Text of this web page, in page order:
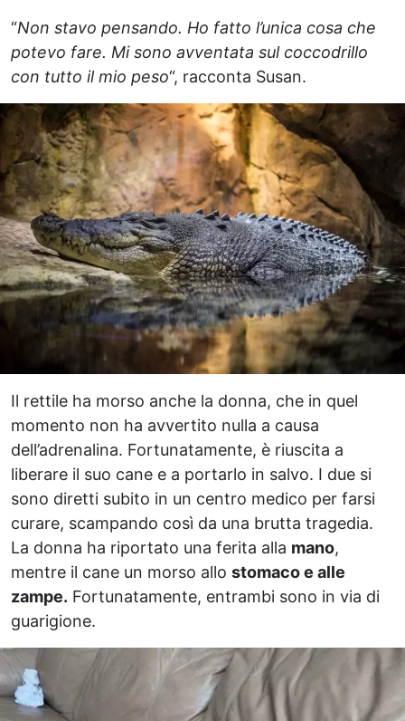
“Non stavo pensando. Ho fatto l’unica cosa che
potevo fare. Mi sono avventata sul coccodrillo
con tutto il mio peso“, racconta Susan.
Il rettile ha morso anche la donna, che in quel
momento non ha avvertito nulla a causa
dell’adrenalina. Fortunatamente, è riuscita a
liberare il suo cane e a portarlo in salvo. I due si
sono diretti subito in un centro medico per farsi
curare, scampando così da una brutta tragedia.
La donna ha riportato una ferita alla mano,
mentre il cane un morso allo stomaco e alle
zampe. Fortunatamente, entrambi sono in via di
guarigione.